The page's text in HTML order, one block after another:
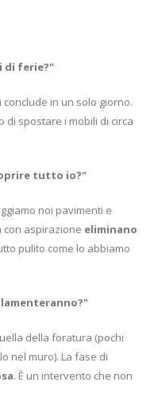
di ferie?"
in un solo giorno.
di spostare i mobili di circa
tutto io?"
noi pavimenti e
con aspirazione eliminano
pulito come lo abbiamo
della foratura (pochi
nel muro). La fase di
. È un intervento che non